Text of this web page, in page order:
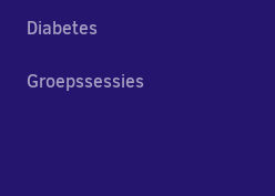
Diabetes
Groepssessies